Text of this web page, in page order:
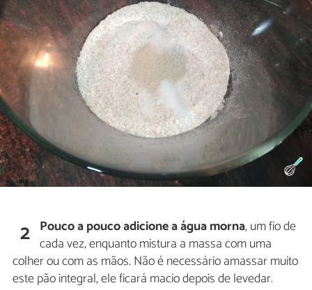
2 Pouco a pouco adicione a água morna, um fio de
cada vez, enquanto mistura a massa com uma
colher ou com as mãos. Não é necessário amassar muito
este pão integral, ele ficará macio depois de levedar.